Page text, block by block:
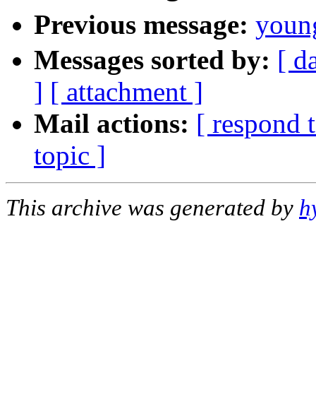
Previous message:
Messages sorted by: [
] [ attachment ]
Mail actions: [ respond
topic ]
This archive was generated by